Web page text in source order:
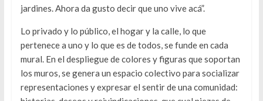
jardines. Ahora da gusto decir que uno vive acá”.
Lo privado y lo público, el hogar y la calle, lo que
pertenece a uno y lo que es de todos, se funde en cada
mural. En el despliegue de colores y figuras que soportan
los muros, se genera un espacio colectivo para socializar
representaciones y expresar el sentir de una comunidad: